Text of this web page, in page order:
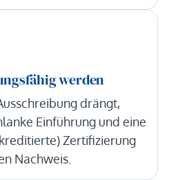
werden
drängt,
Einführung und eine
Zertifizierung
Nachweis.